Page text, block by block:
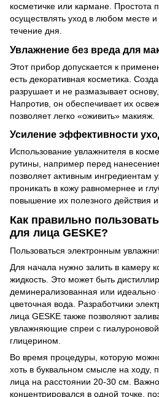
косметичке или кармане. Простота
осуществлять уход в любом месте
течение дня.
Увлажнение без вреда для
Этот прибор допускается к
есть декоративная косметика.
разрушает и не размазывает
Напротив, он обеспечивает их
позволяет легко «оживить» макияж.
Усиление эффективности
Использование увлажнителя в
рутины, например перед
позволяет активным ингредиентам
проникать в кожу равномернее и
повышение их полезного действия
Как правильно
для лица GESKE?
Пользоваться электронным
Для начала нужно залить в камеру
жидкость. Это может быть
деминерализованная или идеально
цветочная вода. Разработчики
лица GESKE также позволяют
увлажняющие спреи с
глицерином.
Во время процедуры, которую
хоть в буквальном смысле на ходу,
лица на расстоянии 20-30 см.
концентрировался в одной точке,